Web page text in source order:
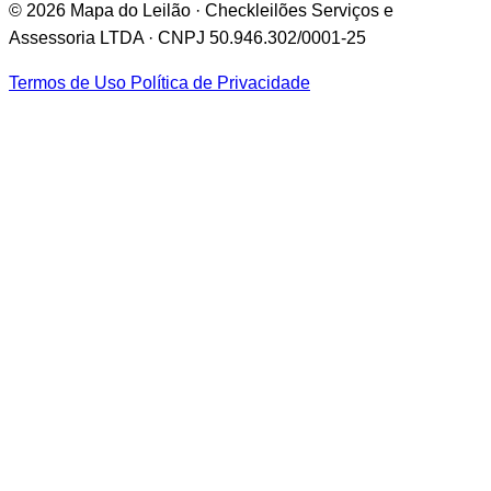
© 2026 Mapa do Leilão · Checkleilões Serviços e
Assessoria LTDA · CNPJ 50.946.302/0001-25
Termos de Uso Política de Privacidade